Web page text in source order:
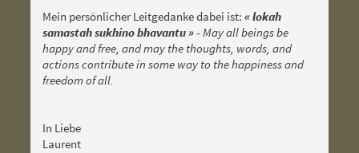
Mein persönlicher Leitgedanke dabei ist: « lokah
samastah sukhino bhavantu » -May all beings be
happy and free, and may the thoughts, words, and
actions contribute in some way to the happiness and
freedom of all.
In Liebe
Laurent